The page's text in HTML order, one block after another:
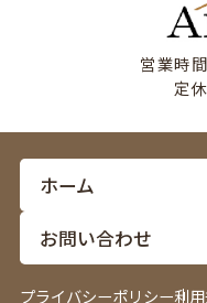
営業時
定
ホーム
お問い合わせ
プライバシーポリシー利